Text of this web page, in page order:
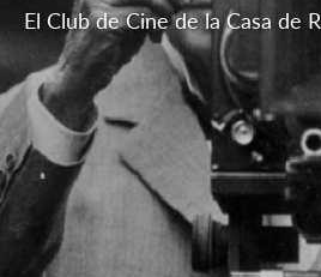
El Club de Cine de la Casa de